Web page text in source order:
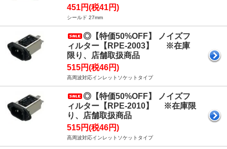
451円(税41円)
シールド 27mm
◎【特価50%OFF】 ノイズフ
ィルター【RPE-2003】 ※在庫
限り、店舗取扱商品
515円(税46円)
高周波対応インレットソケットタイプ
◎【特価50%OFF】 ノイズフ
ィルター【RPE-2010】 ※在庫限
り、店舗取扱商品
515円(税46円)
高周波対応インレットソケットタイプ